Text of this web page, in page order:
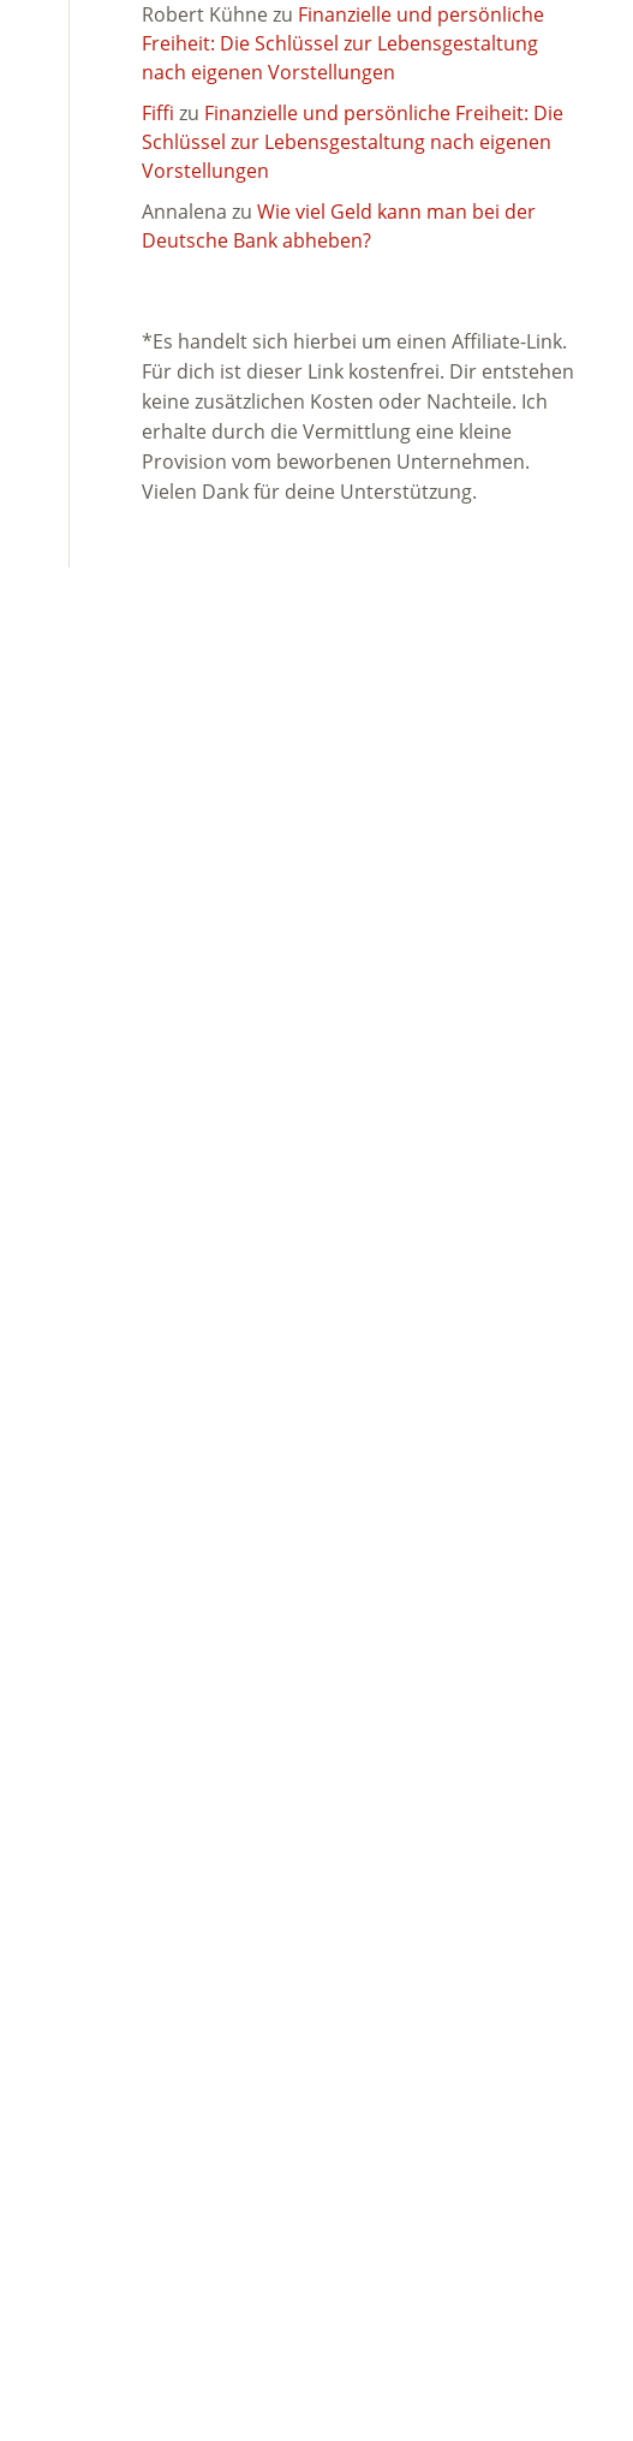
Robert Kühnezu Finanzielle und persönliche
Freiheit: Die Schlüssel zur Lebensgestaltung
nach eigenen Vorstellungen
Fiffi zu Finanzielle und persönliche Freiheit: Die
Schlüssel zur Lebensgestaltung nach eigenen
Vorstellungen
Annalena zu Wie viel Geld kann man bei der
Deutsche Bank abheben?
*Es handelt sich hierbei um einen Affiliate-Link.
Für dich ist dieser Link kostenfrei. Dir entstehen
keine zusätzlichen Kosten oder Nachteile. Ich
erhalte durch die Vermittlung eine kleine
Provision vom beworbenen Unternehmen.
Vielen Dank für deine Unterstützung.